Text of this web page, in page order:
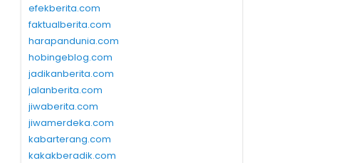
efekberita.com
faktualberita.com
harapandunia.com
hobingeblog.com
jadikanberita.com
jalanberita.com
jiwaberita.com
jiwamerdeka.com
kabarterang.com
kakakberadik.com